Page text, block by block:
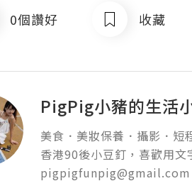
0個讚好 收藏
PigPig小豬的生活
美食．美妝保養．攝影．短
香港90後小豆釘，喜歡用文
pigpigfunpig@gmail.com